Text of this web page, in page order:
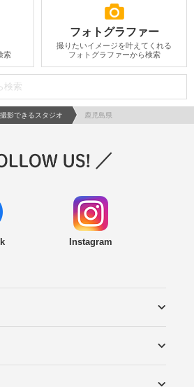
索
フォトグラファー
撮りたいイメージを叶えてくれる
フォトグラファーから検索
Photorait ホーム
影できるスタジオ 鹿児島県
Instagram
ら探す
す
す